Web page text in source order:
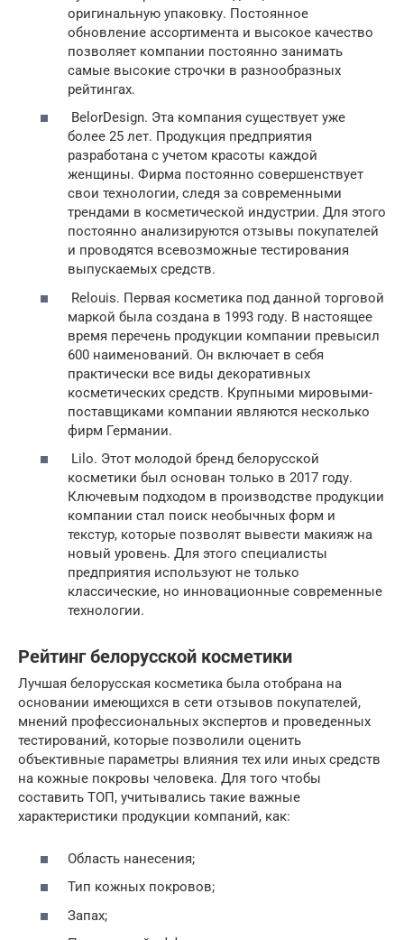
оригинальную упаковку. Постоянное
обновление ассортимента и высокое качество
позволяет компании постоянно занимать
самые высокие строчки в разнообразных
рейтингах.
BelorDesign. Эта компания существует уже
более 25 лет. Продукция предприятия
разработана с учетом красоты каждой
женщины. Фирма постоянно совершенствует
свои технологии, следя за современными
трендами в косметической индустрии. Для этого
постоянно анализируются отзывы покупателей
и проводятся всевозможные тестирования
выпускаемых средств.
Relouis. Первая косметика под данной торговой
маркой была создана в 1993 году. В настоящее
время перечень продукции компании превысил
600 наименований. Он включает в себя
практически все виды декоративных
косметических средств. Крупными мировыми-
поставщиками компании являются несколько
фирм Германии.
Lilo. Этот молодой бренд белорусской
косметики был основан только в 2017 году.
Ключевым подходом в производстве продукции
компании стал поиск необычных форм и
текстур, которые позволят вывести макияж на
новый уровень. Для этого специалисты
предприятия используют не только
классические, но инновационные современные
технологии.
Рейтинг белорусской косметики
Лучшая белорусская косметика была отобрана на
основании имеющихся в сети отзывов покупателей,
мнений профессиональных экспертов и проведенных
тестирований, которые позволили оценить
объективные параметры влияния тех или иных средств
на кожные покровы человека. Для того чтобы
составить ТОП, учитывались такие важные
характеристики продукции компаний, как:
Область нанесения;
Тип кожных покровов;
Запах;